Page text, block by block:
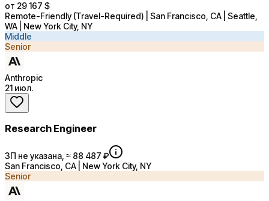
от 29 167 $
Remote-Friendly (Travel-Required) | San Francisco, CA | Seattle,
WA | New York City, NY
Middle
Senior
Anthropic
21 июл.
Research Engineer
ЗП не указана, ≈ 88 487 ₽
San Francisco, CA | New York City, NY
Senior